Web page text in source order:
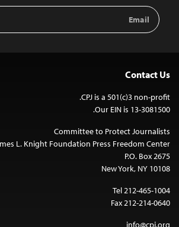
Email
Address
Contact Us
CPJ is a 501(c)3 non-profit.
Our EIN is 13-3081500.
Committee to Protect Journalists
L. Knight Foundation Press Freedom Center
P.O. Box 2675
New York, NY 10108
Tel 212-465-1004
Fax 212-214-0640
info@cpj.org